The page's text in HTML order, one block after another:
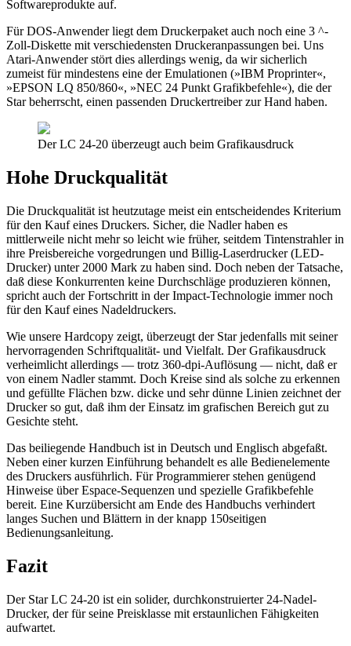
Softwareprodukte auf.
Für DOS-Anwender liegt dem Druckerpaket auch noch eine 3 ^-
Zoll-Diskette mit verschiedensten Druckeranpassungen bei. Uns
Atari-Anwender stört dies allerdings wenig, da wir sicherlich
zumeist für mindestens eine der Emulationen (»IBM Proprinter«,
»EPSON LQ 850/860«, »NEC 24 Punkt Grafikbefehle«), die der
Star beherrscht, einen passenden Druckertreiber zur Hand haben.
Der LC 24-20 überzeugt auch beim Grafikausdruck
Hohe Druckqualität
Die Druckqualität ist heutzutage meist ein entscheidendes Kriterium
für den Kauf eines Druckers. Sicher, die Nadler haben es
mittlerweile nicht mehr so leicht wie früher, seitdem Tintenstrahler in
ihre Preisbereiche vorgedrungen und Billig-Laserdrucker (LED-
Drucker) unter 2000 Mark zu haben sind. Doch neben der Tatsache,
daß diese Konkurrenten keine Durchschläge produzieren können,
spricht auch der Fortschritt in der Impact-Technologie immer noch
für den Kauf eines Nadeldruckers.
Wie unsere Hardcopy zeigt, überzeugt der Star jedenfalls mit seiner
hervorragenden Schriftqualität- und Vielfalt. Der Grafikausdruck
verheimlicht allerdings — trotz 360-dpi-Auflösung — nicht, daß er
von einem Nadler stammt. Doch Kreise sind als solche zu erkennen
und gefüllte Flächen bzw. dicke und sehr dünne Linien zeichnet der
Drucker so gut, daß ihm der Einsatz im grafischen Bereich gut zu
Gesichte steht.
Das beiliegende Handbuch ist in Deutsch und Englisch abgefaßt.
Neben einer kurzen Einführung behandelt es alle Bedienelemente
des Druckers ausführlich. Für Programmierer stehen genügend
Hinweise über Espace-Sequenzen und spezielle Grafikbefehle
bereit. Eine Kurzübersicht am Ende des Handbuchs verhindert
langes Suchen und Blättern in der knapp 150seitigen
Bedienungsanleitung.
Fazit
Der Star LC 24-20 ist ein solider, durchkonstruierter 24-Nadel-
Drucker, der für seine Preisklasse mit erstaunlichen Fähigkeiten
aufwartet.